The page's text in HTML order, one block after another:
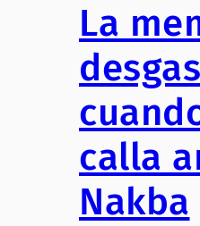
La
calla
Nakba